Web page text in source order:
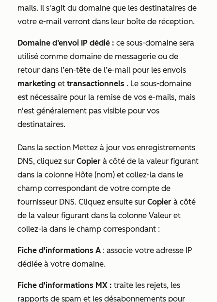
mails. Il s'agit du domaine que les destinataires de
votre e-mail verront dans leur boîte de réception.
Domaine d’envoi IP dédié : ce sous-domaine sera
utilisé comme domaine de messagerie ou de
retour dans l’en-tête de l’e-mail pour les envois
marketing et transactionnels . Le sous-domaine
est nécessaire pour la remise de vos e-mails, mais
n'est généralement pas visible pour vos
destinataires.
Dans la section Mettez à jour vos enregistrements
DNS, cliquez sur Copier à côté de la valeur figurant
dans la colonne Hôte (nom) et collez-la dans le
champ correspondant de votre compte de
fournisseur DNS. Cliquez ensuite sur Copier à côté
de la valeur figurant dans la colonne Valeur et
collez-la dans le champ correspondant :
Fiche d'informations A : associe votre adresse IP
dédiée à votre domaine.
Fiche d'informations MX : traite les rejets, les
rapports de spam et les désabonnements pour